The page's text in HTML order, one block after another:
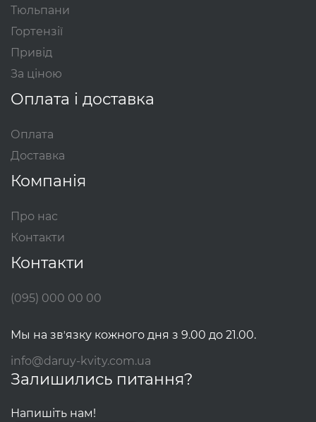
Тюльпани
Гортензії
Привід
За ціною
Оплата і доставка
Оплата
Доставка
Компанія
Про нас
Контакти
Контакти
(095) 000 00 00
Мы на звʼязку кожного дня з 9.00 до 21.00.
info@daruy-kvity.com.ua
Залишились питання?
Напишіть нам!